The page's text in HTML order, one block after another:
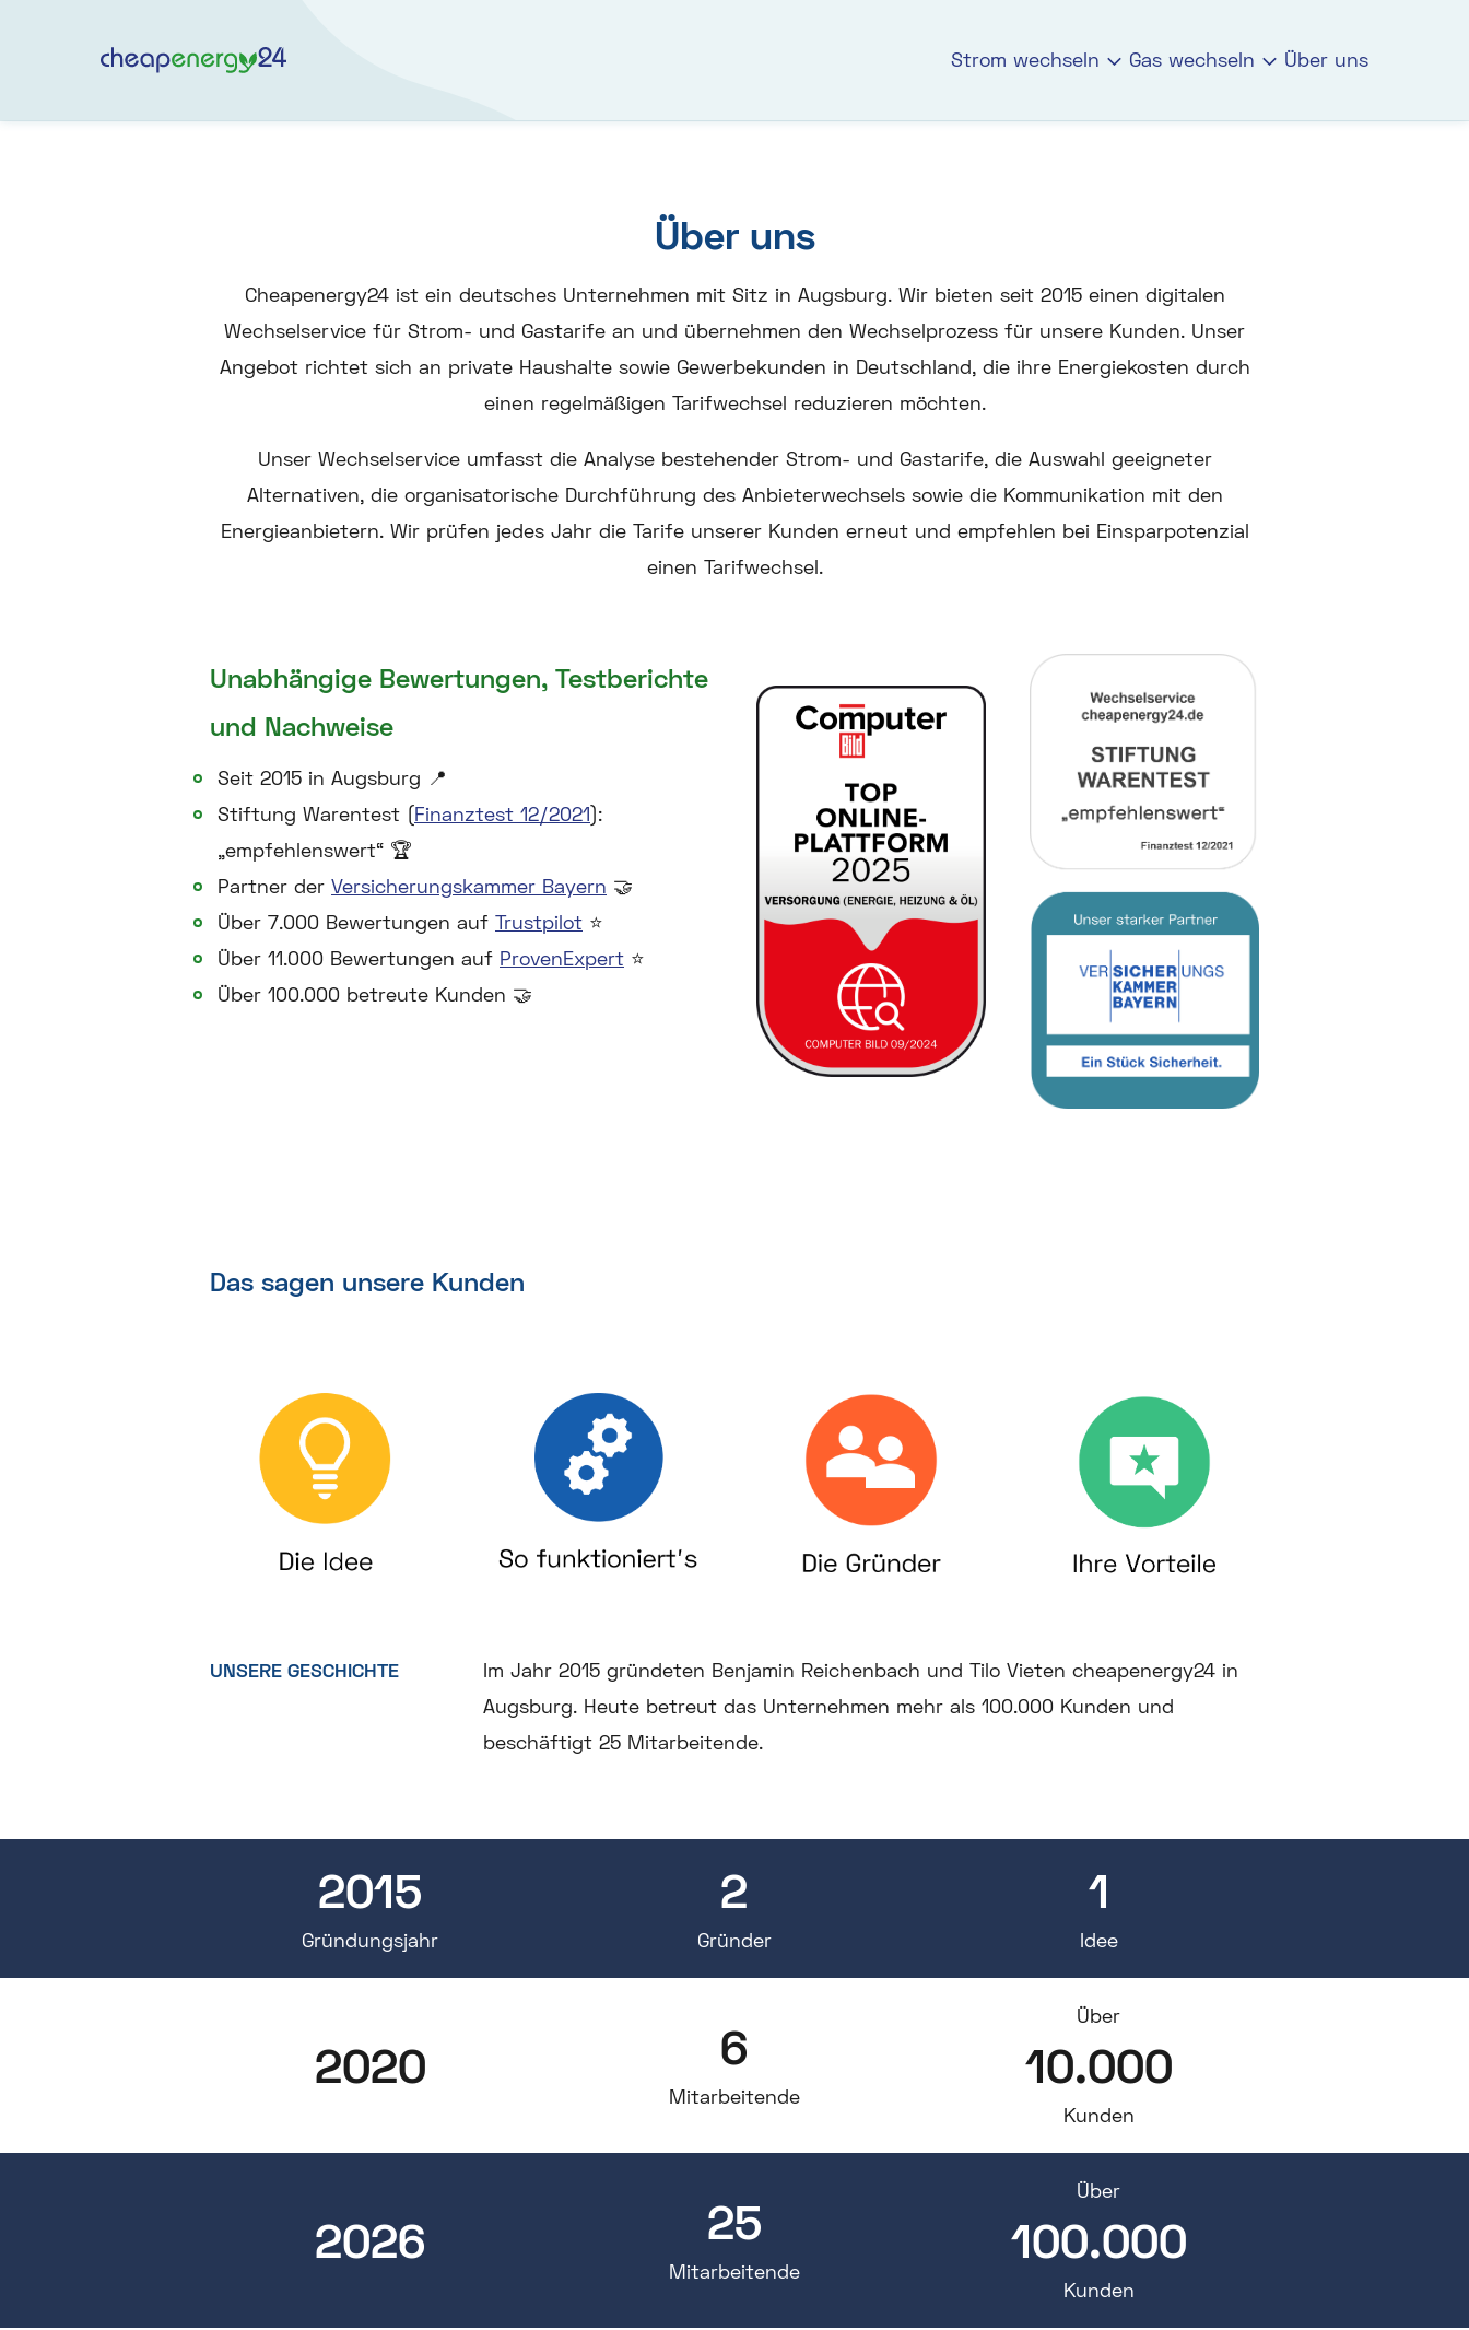
Strom wechseln Gas wechseln Über uns
Über uns
Cheapenergy24 ist ein deutsches Unternehmen mit Sitz in Augsburg. Wir bieten seit 2015 einen digitalen
Wechselservice für Strom- und Gastarife an und übernehmen den Wechselprozess für unsere Kunden. Unser
Angebot richtet sich an private Haushalte sowie Gewerbekunden in Deutschland, die ihre Energiekosten durch
einen regelmäßigen Tarifwechsel reduzieren möchten.
Unser Wechselservice umfasst die Analyse bestehender Strom- und Gastarife, die Auswahl geeigneter
Alternativen, die organisatorische Durchführung des Anbieterwechsels sowie die Kommunikation mit den
Energieanbietern. Wir prüfen jedes Jahr die Tarife unserer Kunden erneut und empfehlen bei Einsparpotenzial
einen Tarifwechsel.
Unabhängige Bewertungen, Testberichte
und Nachweise
Seit 2015 in Augsburg 📍
Stiftung Warentest (Finanztest 12/2021):
„empfehlenswert“ 🏆
Partner der Versicherungskammer Bayern 🤝
Über 7.000 Bewertungen auf Trustpilot ⭐
Über 11.000 Bewertungen auf ProvenExpert ⭐
Über 100.000 betreute Kunden 🤝
Das sagen unsere Kunden
UNSERE GESCHICHTE
Im Jahr 2015 gründeten Benjamin Reichenbach und Tilo Vieten cheapenergy24 in
Augsburg. Heute betreut das Unternehmen mehr als 100.000 Kunden und
beschäftigt 25 Mitarbeitende.
2015
Gründungs­jahr
2
Gründer
1
Idee
2020 6
Mitarbeitende
Über
10.000
Kunden
2026 25
Mitarbeitende
Über
100.000
Kunden